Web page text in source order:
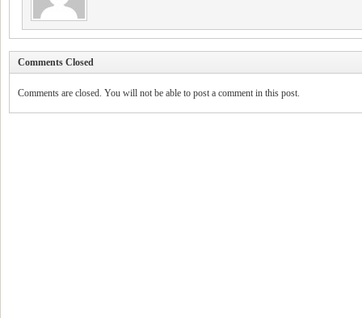
Comments Closed
Comments are closed. You will not be able to post a comment in this post.